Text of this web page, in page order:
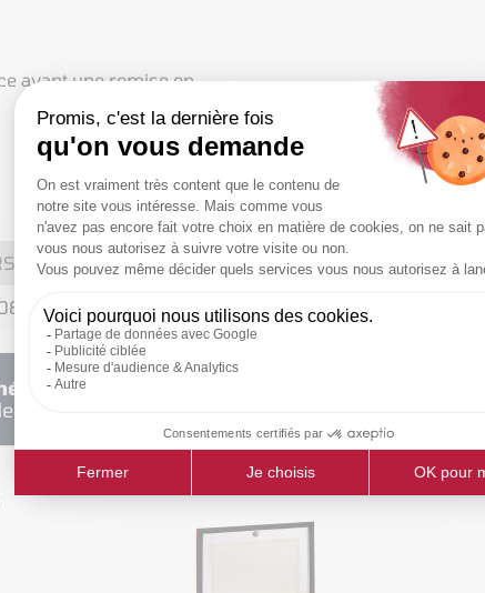
avant une remise en
pour ce produit ?
Connectez-vous pour
SAV